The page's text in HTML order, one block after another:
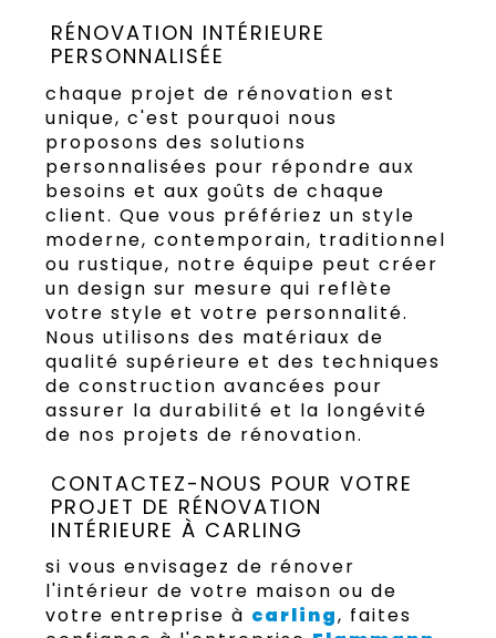
RÉNOVATION INTÉRIEURE
PERSONNALISÉE
chaque projet de rénovation est
unique, c'est pourquoi nous
proposons des solutions
personnalisées pour répondre aux
besoins et aux goûts de chaque
client. Que vous préfériez un style
moderne, contemporain, traditionnel
ou rustique, notre équipe peut créer
un design sur mesure qui reflète
votre style et votre personnalité.
Nous utilisons des matériaux de
qualité supérieure et des techniques
de construction avancées pour
assurer la durabilité et la longévité
de nos projets de rénovation.
CONTACTEZ-NOUS POUR VOTRE
PROJET DE RÉNOVATION
INTÉRIEURE À CARLING
si vous envisagez de rénover
l'intérieur de votre maison ou de
votre entreprise à carling, faites